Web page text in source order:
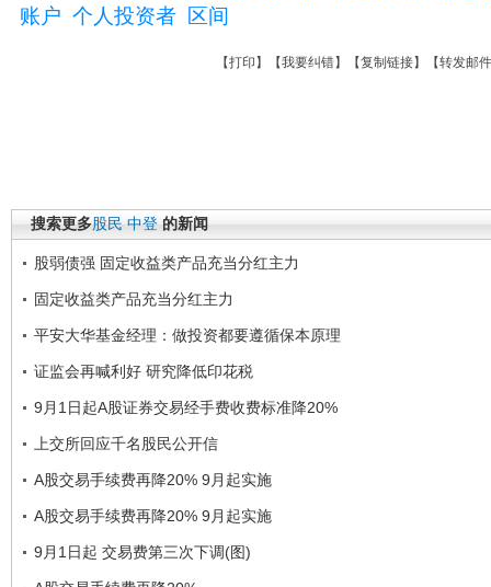
账户 个人投资者 区间
【打印 】【我要纠错】【复制链接】【转发邮件
搜索更多股民 中登 的新闻
股弱债强 固定收益类产品充当分红主力
固定收益类产品充当分红主力
平安大华基金经理：做投资都要遵循保本原理
证监会再喊利好 研究降低印花税
9月1日起A股证券交易经手费收费标准降20%
上交所回应千名股民公开信
A股交易手续费再降20% 9月起实施
A股交易手续费再降20% 9月起实施
9月1日起 交易费第三次下调(图)